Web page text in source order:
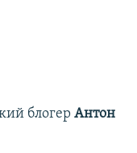
блогер Антон